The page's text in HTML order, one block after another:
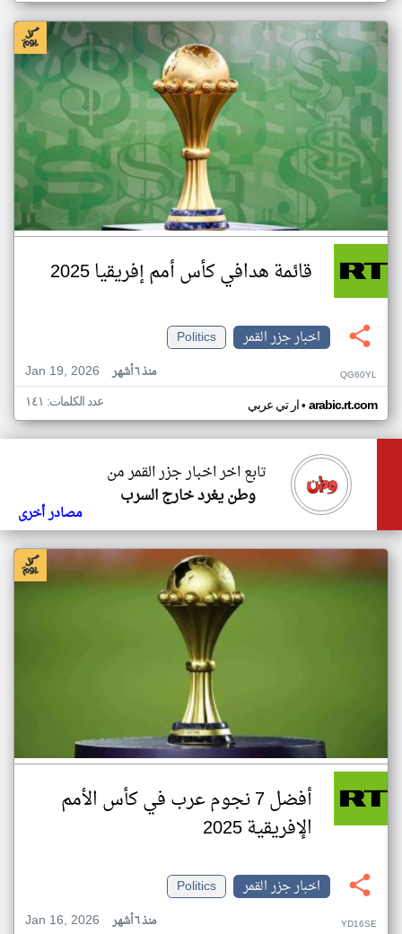
قائمة هدافي كأس أمم إفريقيا 2025
اخبار جزر القمر
Politics
Jan 19, 2026
منذ ٦ أشهر QG60YL
ار تي عربي• arabic.rt.com عدد الكلمات: ١٤١
تابع اخر اخبار جزر القمر من
وطن يغرد خارج السرب
مصادر أخرى
أفضل 7 نجوم عرب في كأس الأمم
الإفريقية 2025
اخبار جزر القمر
Politics
Jan 16, 2026
منذ ٦ أشهر YD16SE